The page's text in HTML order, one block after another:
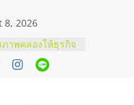
8, 2026
ในไทยที่ไหนดี?
คุ้มค่าและตอบ
าพคล่องให้ธุรกิจ